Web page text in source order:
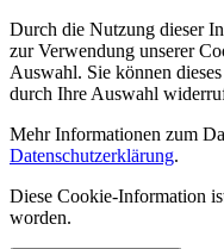
Durch die Nutzung dieser
zur Verwendung unserer
Auswahl. Sie können
durch Ihre Auswahl
Mehr Informationen zum
Datenschutzerklärung.
Diese Cookie-Information
worden.